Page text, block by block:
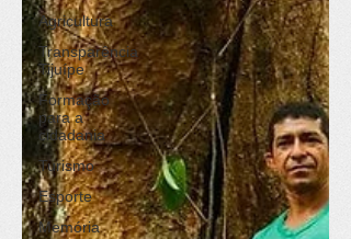
Agricultura
Transparência
Tijuípe
Formação
para a
cidadania
Turismo
Esporte
Memória